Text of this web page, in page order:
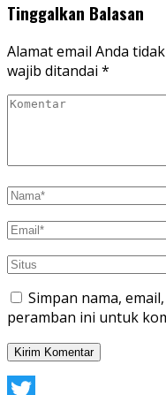
Tinggalkan Balasan
Alamat email Anda
wajib ditandai *
Simpan nama,
peramban ini untuk